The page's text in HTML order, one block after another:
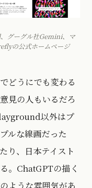
グーグル社Gemini、マ
の公式ホームページ
どうにでも変わる
見の人もいるだろ
以外はプ
ルな線画だった
り、日本テイスト
。ChatGPTの描く
ような雰囲気があ